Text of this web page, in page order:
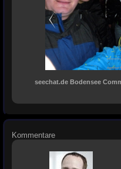
seechat.de Bodensee
Kommentare